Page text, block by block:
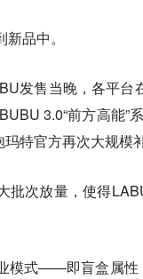
品中。
发售当晚，各平
3.0“前方高能
特官方再次大规模补
批次放量，使得
模式——即盲盒属性